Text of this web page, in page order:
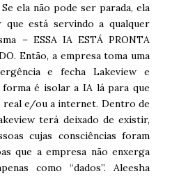
Se ela não pode ser parada, ela
está servindo a qualquer
– ESSA IA ESTÁ PRONTA
Então, a empresa toma uma
e fecha Lakeview e
forma é isolar a IA lá para que
real e/ou a internet. Dentro de
terá deixado de existir,
cujas consciências foram
que a empresa não enxerga
como “dados”. Aleesha